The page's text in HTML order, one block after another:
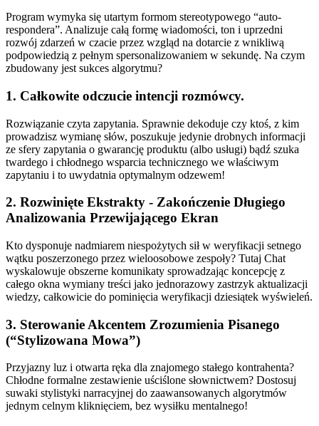
Program wymyka się utartym formom stereotypowego “auto-
respondera”. Analizuje całą formę wiadomości, ton i uprzedni
rozwój zdarzeń w czacie przez wzgląd na dotarcie z wnikliwą
podpowiedzią z pełnym spersonalizowaniem w sekundę. Na czym
zbudowany jest sukces algorytmu?
1. Całkowite odczucie intencji rozmówcy.
Rozwiązanie czyta zapytania. Sprawnie dekoduje czy ktoś, z kim
prowadzisz wymianę słów, poszukuje jedynie drobnych informacji
ze sfery zapytania o gwarancję produktu (albo usługi) bądź szuka
twardego i chłodnego wsparcia technicznego we właściwym
zapytaniu i to uwydatnia optymalnym odzewem!
2. Rozwinięte Ekstrakty - Zakończenie Długiego
Analizowania Przewijającego Ekran
Kto dysponuje nadmiarem niespożytych sił w weryfikacji setnego
wątku poszerzonego przez wieloosobowe zespoły? Tutaj Chat
wyskalowuje obszerne komunikaty sprowadzając koncepcję z
całego okna wymiany treści jako jednorazowy zastrzyk aktualizacji
wiedzy, całkowicie do pominięcia weryfikacji dziesiątek wyświeleń.
3. Sterowanie Akcentem Zrozumienia Pisanego
(“Stylizowana Mowa”)
Przyjazny luz i otwarta ręka dla znajomego stałego kontrahenta?
Chłodne formalne zestawienie uściślone słownictwem? Dostosuj
suwaki stylistyki narracyjnej do zaawansowanych algorytmów
jednym celnym kliknięciem, bez wysiłku mentalnego!